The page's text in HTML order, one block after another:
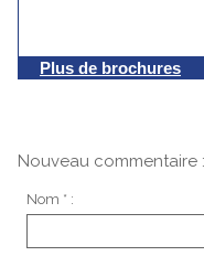
Plus de brochures
Nouveau commentaire :
Nom * :